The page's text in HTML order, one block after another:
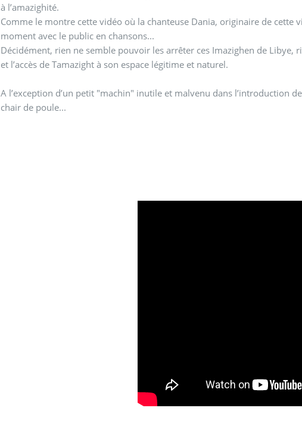
à l’amazighité.
Comme le montre cette vidéo où la chanteuse Dania, originaire de cette
moment avec le public en chansons...
Décidément, rien ne semble pouvoir les arrêter ces Imazighen de
et l’accès de Tamazight à son espace légitime et naturel.
A l’exception d’un petit "machin" inutile et malvenu dans l’introduction
chair de poule...